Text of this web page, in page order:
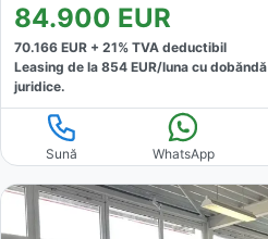
84.900 EUR
70.166 EUR + 21% TVA deductibil
Leasing de la 854 EUR/luna cu dobăndă
juridice.
Sună WhatsApp